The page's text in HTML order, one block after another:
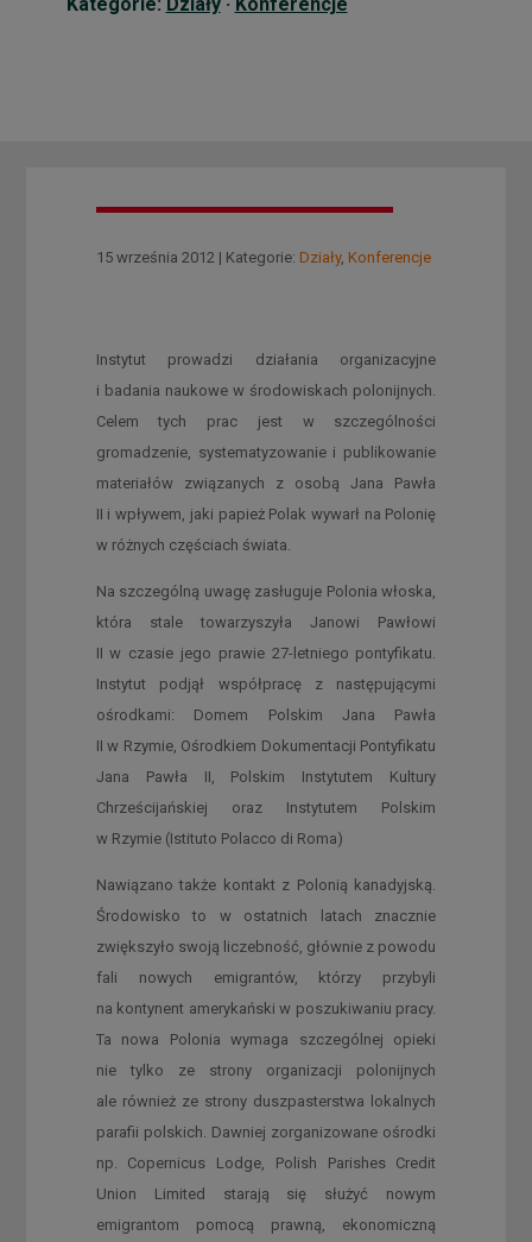
Kategorie: Działy· Konferencje
15 września 2012 | Kategorie: Działy, Konferencje
Instytut prowadzi działania organizacyjne
i badania naukowe w środowiskach polonijnych.
Celem tych prac jest w szczególności
gromadzenie, systematyzowanie i publikowanie
materiałów związanych z osobą Jana Pawła
II i wpływem, jaki papież Polak wywarł na Polonię
w różnych częściach świata.
Na szczególną uwagę zasługuje Polonia włoska,
która stale towarzyszyła Janowi Pawłowi
II w czasie jego prawie 27-letniego pontyfikatu.
Instytut podjął współpracę z następującymi
ośrodkami: Domem Polskim Jana Pawła
II w Rzymie, Ośrodkiem Dokumentacji Pontyfikatu
Jana Pawła II, Polskim Instytutem Kultury
Chrześcijańskiej oraz Instytutem Polskim
w Rzymie (Istituto Polacco di Roma)
Nawiązano także kontakt z Polonią kanadyjską.
Środowisko to w ostatnich latach znacznie
zwiększyło swoją liczebność, głównie z powodu
fali nowych emigrantów, którzy przybyli
na kontynent amerykański w poszukiwaniu pracy.
Ta nowa Polonia wymaga szczególnej opieki
nie tylko ze strony organizacji polonijnych
ale również ze strony duszpasterstwa lokalnych
parafii polskich. Dawniej zorganizowane ośrodki
np. Copernicus Lodge, Polish Parishes Credit
Union Limited starają się służyć nowym
emigrantom pomocą prawną, ekonomiczną